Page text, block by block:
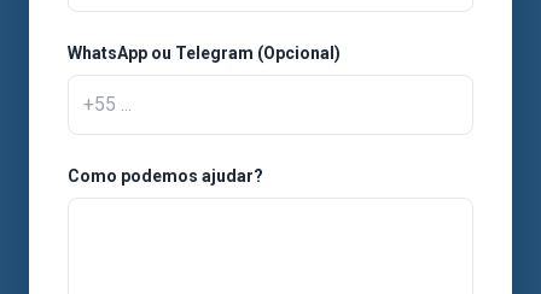
WhatsApp ou Telegram (Opcional)
Como podemos ajudar?